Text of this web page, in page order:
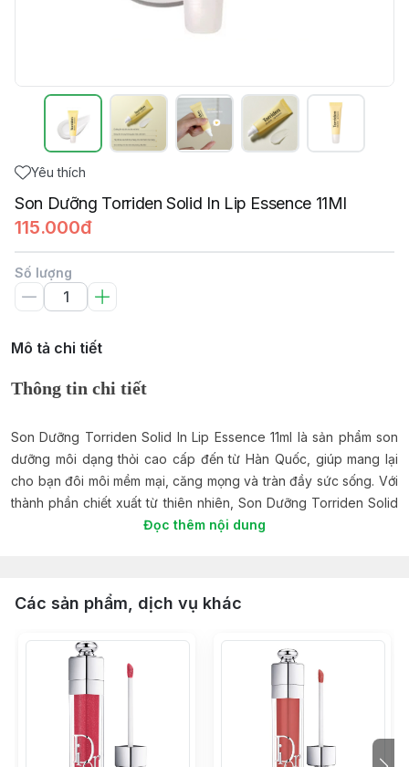
Yêu thích
Son Dưỡng Torriden Solid In Lip Essence 11Ml
115.000đ
Số lượng
Mô tả chi tiết
Thông tin chi tiết
Son Dưỡng Torriden Solid In Lip Essence 11ml là sản phẩm son
dưỡng môi dạng thỏi cao cấp đến từ Hàn Quốc, giúp mang lại
cho bạn đôi môi mềm mại, căng mọng và tràn đầy sức sống. Với
thành phần chiết xuất từ thiên nhiên, Son Dưỡng Torriden Solid
In Lip Essence 11ml không chỉ dưỡng ẩm sâu cho môi mà còn
Đặc trưng:
Dạng thỏi tiện lợi:Dễ dàng mang theo bên mình mọi lúc mọi nơi.
Chất son mềm mịn:
Không gây bết dính, tạo cảm giác thoải mái
khi sử dụng.
Khả năng dưỡng ẩm cao:
Giúp cải thiện tình trạng môi khô nẻ, bong tróc:Chống oxy
Đọc thêm nội dung
Các sản phẩm, dịch vụ khác